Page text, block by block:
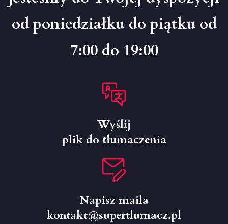
od poniedziałku do piątku od
7:00 do 19:00
Wyślij
plik do tłumaczenia
Napisz maila
kontakt@supertlumacz.pl